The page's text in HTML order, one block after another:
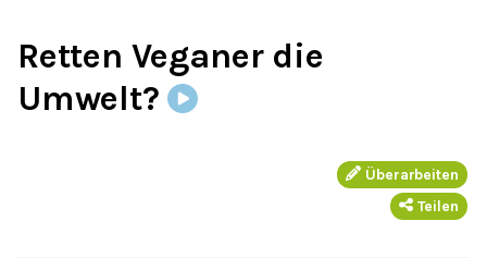
Retten Veganer die
Umwelt?
Überarbeiten
Teilen